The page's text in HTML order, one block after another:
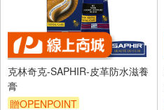
克林奇克-SAPHIR-皮革防水滋養
膏
贈OPENPOINT